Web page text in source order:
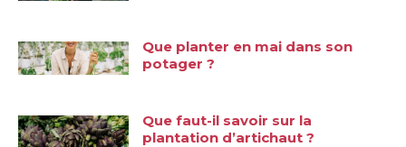
Que planter en mai dans son
potager ?
Que faut-il savoir sur la
plantation d’artichaut ?